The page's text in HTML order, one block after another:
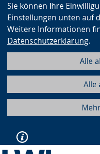
Sie können Ihre
Einstellungen unten auf
Weitere Informationen
Datenschutzerklärung.
Alle
Alle